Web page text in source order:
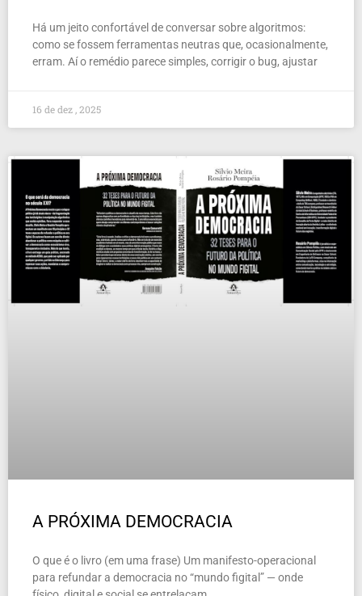
Há um jeito confortável de conversar sobre algoritmos:
como se fossem ferramentas neutras que, ocasionalmente,
erram. Aí o remédio parece simples, corrigir o bug, ajustar
16 de dez , 2025
A PRÓXIMA DEMOCRACIA
O que é o livro (em uma frase) Um manifesto-operacional
para refundar a democracia no “mundo figital” — onde